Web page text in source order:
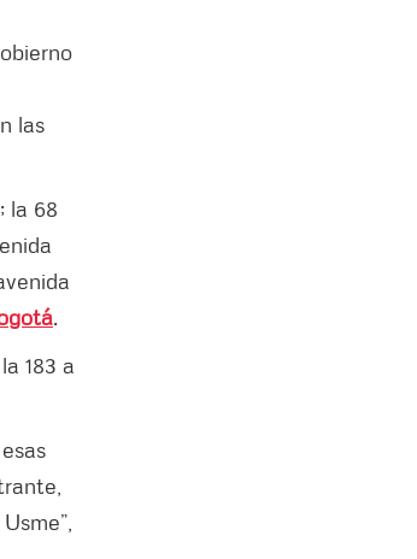
las
la 68
.
183 a